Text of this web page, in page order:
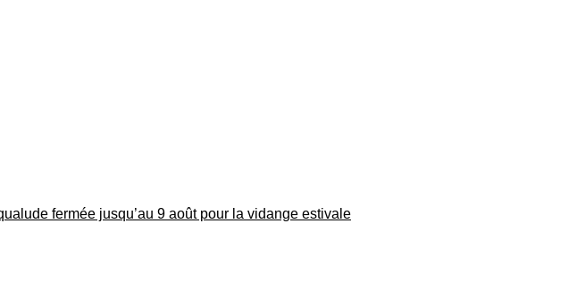
fermée jusqu’au 9 août pour la vidange estivale